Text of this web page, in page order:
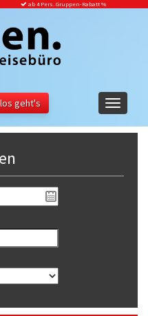
ab 4 Pers. Gruppen-Rabatt %